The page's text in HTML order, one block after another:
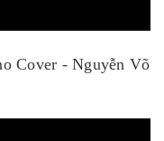
Cover - Nguyễn Võ